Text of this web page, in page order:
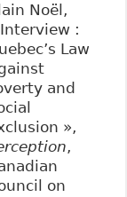
Noël,
:
Law
and
»,
,
on